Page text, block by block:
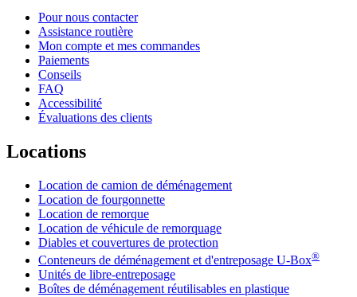
Pour nous contacter
Assistance routière
Mon compte et mes commandes
Paiements
Conseils
FAQ
Accessibilité
Évaluations des clients
Locations
Location de camion de déménagement
Location de fourgonnette
Location de remorque
Location de véhicule de remorquage
Diables et couvertures de protection
Conteneurs de déménagement et d'entreposage U-Box®
Unités de libre-entreposage
Boîtes de déménagement réutilisables en plastique